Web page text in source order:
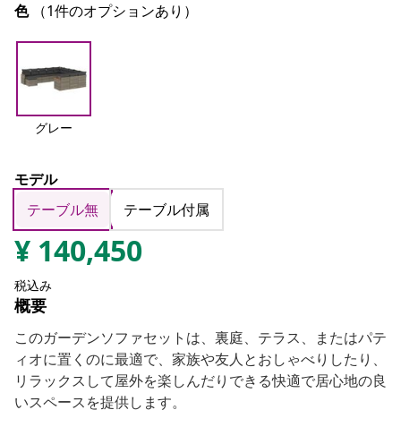
色 （1件のオプションあり）
グレー
モデル
テーブル無
テーブル付属
¥ 140,450
税込み
概要
このガーデンソファセットは、裏庭、テラス、またはパテ
ィオに置くのに最適で、家族や友人とおしゃべりしたり、
リラックスして屋外を楽しんだりできる快適で居心地の良
いスペースを提供します。